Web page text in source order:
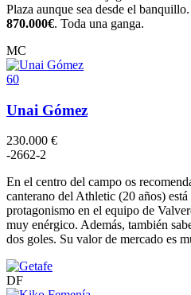
Plaza aunque sea desde el
870.000€. Toda una ganga.
MC
60
Unai Gómez
230.000 €
-2662-2
En el centro del campo os
canterano del Athletic (20 años)
protagonismo en el equipo de
muy enérgico. Además, también
dos goles. Su valor de mercado es
DF